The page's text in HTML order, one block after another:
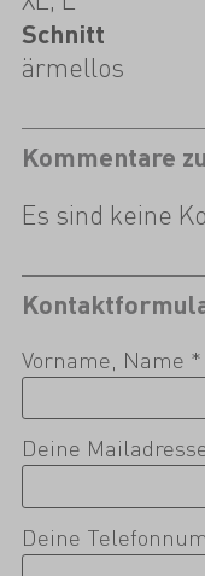
Schnitt
ärmellos
Kommentare
Es sind keine
Vorname, Name *
Deine
Deine